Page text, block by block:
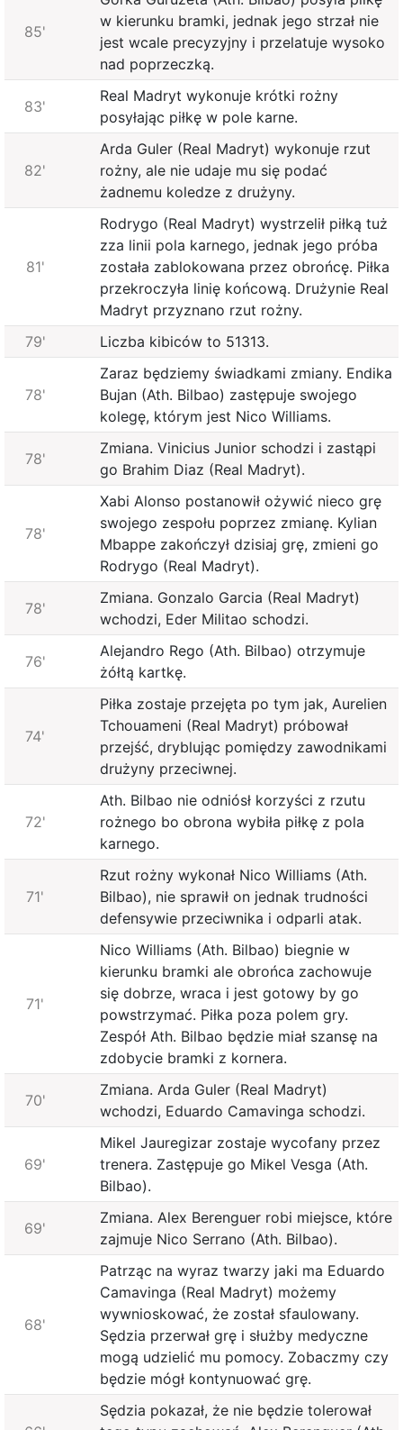
85'
w kierunku bramki, jednak jego strzał nie
jest wcale precyzyjny i przelatuje wysoko
nad poprzeczką.
83'
Real Madryt wykonuje krótki rożny
posyłając piłkę w pole karne.
82'
Arda Guler (Real Madryt) wykonuje rzut
rożny, ale nie udaje mu się podać
żadnemu koledze z drużyny.
81'
Rodrygo (Real Madryt) wystrzelił piłką tuż
zza linii pola karnego, jednak jego próba
została zablokowana przez obrońcę. Piłka
przekroczyła linię końcową. Drużynie Real
Madryt przyznano rzut rożny.
79'
Liczba kibiców to 51313.
78'
Zaraz będziemy świadkami zmiany. Endika
Bujan (Ath. Bilbao) zastępuje swojego
kolegę, którym jest Nico Williams.
78'
Zmiana. Vinicius Junior schodzi i zastąpi
go Brahim Diaz (Real Madryt).
78'
Xabi Alonso postanowił ożywić nieco grę
swojego zespołu poprzez zmianę. Kylian
Mbappe zakończył dzisiaj grę, zmieni go
Rodrygo (Real Madryt).
78'
Zmiana. Gonzalo Garcia (Real Madryt)
wchodzi, Eder Militao schodzi.
76'
Alejandro Rego (Ath. Bilbao) otrzymuje
żółtą kartkę.
74'
Piłka zostaje przejęta po tym jak, Aurelien
Tchouameni (Real Madryt) próbował
przejść, dryblując pomiędzy zawodnikami
drużyny przeciwnej.
72'
Ath. Bilbao nie odniósł korzyści z rzutu
rożnego bo obrona wybiła piłkę z pola
karnego.
71'
Rzut rożny wykonał Nico Williams (Ath.
Bilbao), nie sprawił on jednak trudności
defensywie przeciwnika i odparli atak.
71'
Nico Williams (Ath. Bilbao) biegnie w
kierunku bramki ale obrońca zachowuje
się dobrze, wraca i jest gotowy by go
powstrzymać. Piłka poza polem gry.
Zespół Ath. Bilbao będzie miał szansę na
zdobycie bramki z kornera.
70'
Zmiana. Arda Guler (Real Madryt)
wchodzi, Eduardo Camavinga schodzi.
69'
Mikel Jauregizar zostaje wycofany przez
trenera. Zastępuje go Mikel Vesga (Ath.
Bilbao).
69'
Zmiana. Alex Berenguer robi miejsce, które
zajmuje Nico Serrano (Ath. Bilbao).
68'
Patrząc na wyraz twarzy jaki ma Eduardo
Camavinga (Real Madryt) możemy
wywnioskować, że został sfaulowany.
Sędzia przerwał grę i służby medyczne
mogą udzielić mu pomocy. Zobaczmy czy
będzie mógł kontynuować grę.
Sędzia pokazał, że nie będzie tolerował